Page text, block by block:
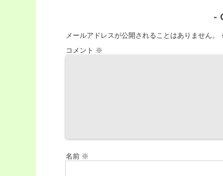
-
メールアドレスが公開されることはありません。
コメント ※
名前 ※